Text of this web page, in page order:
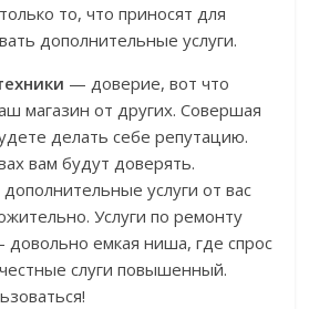
то, что приносят для
дополнительные услуги.
— доверие, вот что
магазин от других. Совершая
делать себе репутацию.
вам будут доверять.
услуги от вас
Услуги по ремонту
емкая ниша, где спрос
слуги повышенный.